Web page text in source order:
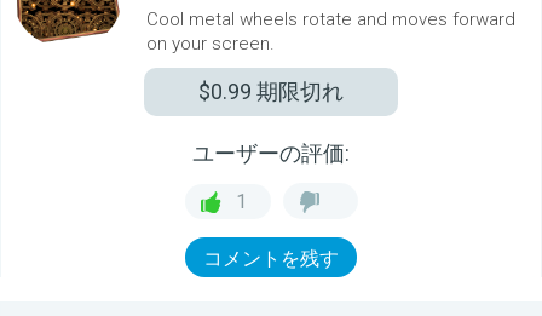
Cool metal wheels rotate and moves forward
on your screen.
$0.99 期限切れ
ユーザーの評価:
1
コメントを残す